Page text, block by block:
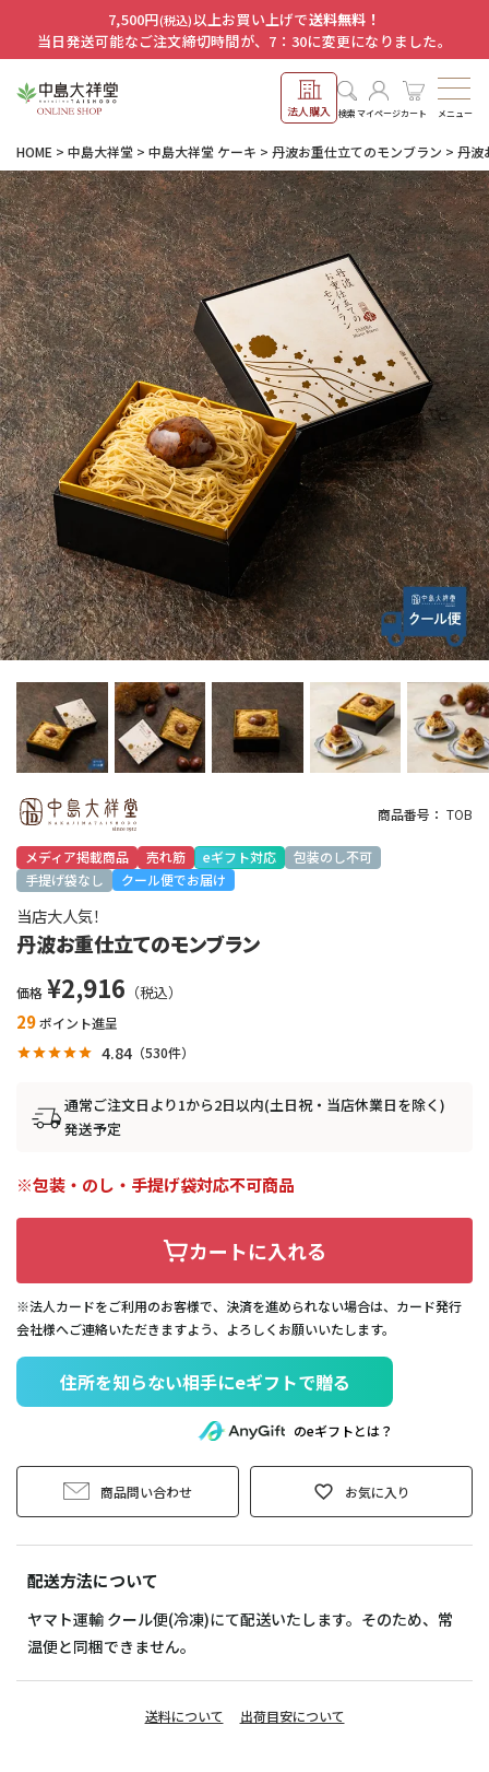
7,500円(税込)以上お買い上げで送料無料！
当日発送可能なご注文締切時間が、7：30に変更になりました。
法人購入 検索マイページカート メニュー
HOME 中島大祥堂 中島大祥堂 ケーキ 丹波お重仕立てのモンブラン 丹波
商品番号 TOB
メディア掲載商品 売れ筋 eギフト対応
包装のし不可
手提げ袋なし
クール便でお届け
当店大人気！
丹波お重仕立てのモンブラン
価格 ¥2,916
29ポイント進呈
4.84 530
通常ご注文日より1から2日以内(土日祝・当店休業日を除く)
発送予定
包装・のし・手提げ袋対応不可商品
カートに入れる
※法人カードをご利用のお客様で、決済を進められない場合は、カード発行
会社様へご連絡いただきますよう、よろしくお願いいたします。
住所を知らない相手にeギフトで贈る
のeギフトとは？
商品問い合わせ お気に入り
配送方法について
ヤマト運輸 クール便(冷凍)にて配送いたします。そのため、常
温便と同梱できません。
送料について 出荷目安について